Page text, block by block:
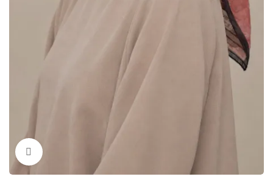
Click to enlarge